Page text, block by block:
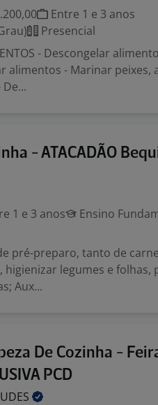
Entre 1 e 3 anos
Presencial
- Descongelar
alimentos - Marinar peixes,
- ATACADÃO
1 e 3 anos
Ensino
pré-preparo, tanto de
legumes e folhas,
Aux...
De Cozinha -
PCD